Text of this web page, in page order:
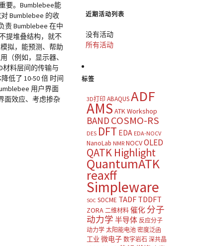
要。Bumblebee能
Bumblebee 的收
责 Bumblebee 在中
提堆叠结构，就不
拟，能预测、帮助
（例如，显示器、
材料层间的传输与
低了 10-50 倍 时间
用户界面
面效应、考虑掺杂
近期活动列表
没有活动
所有活动
标签
3D打印 ABAQUSADF
AMS ATK Workshop
BAND COSMO-RS
DES DFT EDA EDA-NOCV
NanoLab NMR NOCVOLED
QATK Highlight
QuantumATK
reaxff
Simpleware
SOC SOCME TADF TDDFT
ZORA 二维材料 催化 分子
动力学 半导体 反应分子
动力学 太阳能电池 密度泛函
工业 微电子 数字岩石 深共晶